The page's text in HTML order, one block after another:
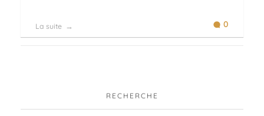
La suite 0
RECHERCHE